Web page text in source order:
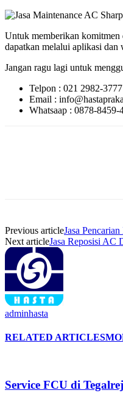
Untuk memberikan komitmen
dapatkan melalui aplikasi dan
Jangan ragu lagi untuk
Telpon : 021 2982-
Email :
Whatsaap : 0878-8459-
Previous articleJasa
Next articleJasa Reposisi AC
adminhasta
RELATED ARTICLES
Service FCU di